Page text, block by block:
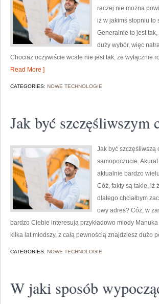
raczej nie można
iż w jakimś stopniu to
Generalnie to jest
duży wybór, więc
Chociaż oczywiście wcale nie jest tak, że wyłącznie
Read More ]
CATEGORIES: NOWE TECHNOLOGIE
Jak być szczęśliwszym
Jak być szczęśliwszą
samopoczucie.
aktualnie bardzo
Cóż, fakty są takie, iż
dlatego chciałbym
owy adres? Cóż, w
bardzo Ciebie interesują przykładowo miody
kilka lat młodszy, z całą pewnością znajdziesz dużo
CATEGORIES: NOWE TECHNOLOGIE
W jaki sposób